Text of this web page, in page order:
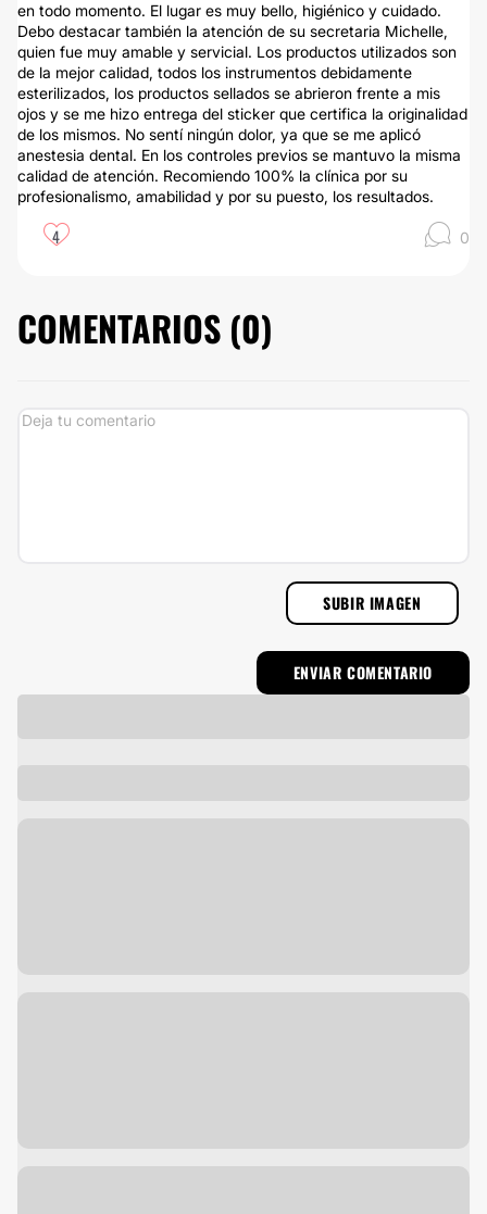
en todo momento. El lugar es muy bello, higiénico y cuidado.
Debo destacar también la atención de su secretaria Michelle,
quien fue muy amable y servicial. Los productos utilizados son
de la mejor calidad, todos los instrumentos debidamente
esterilizados, los productos sellados se abrieron frente a mis
ojos y se me hizo entrega del sticker que certifica la originalidad
de los mismos. No sentí ningún dolor, ya que se me aplicó
anestesia dental. En los controles previos se mantuvo la misma
calidad de atención. Recomiendo 100% la clínica por su
profesionalismo, amabilidad y por su puesto, los resultados.
4 0
COMENTARIOS (0)
SUBIR IMAGEN